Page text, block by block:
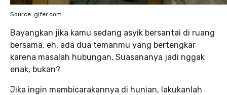
Source: gifer.com
Bayangkan jika kamu sedang asyik bersantai di ruang
bersama, eh, ada dua temanmu yang bertengkar
karena masalah hubungan. Suasananya jadi nggak
enak, bukan?
Jika ingin membicarakannya di hunian, lakukanlah